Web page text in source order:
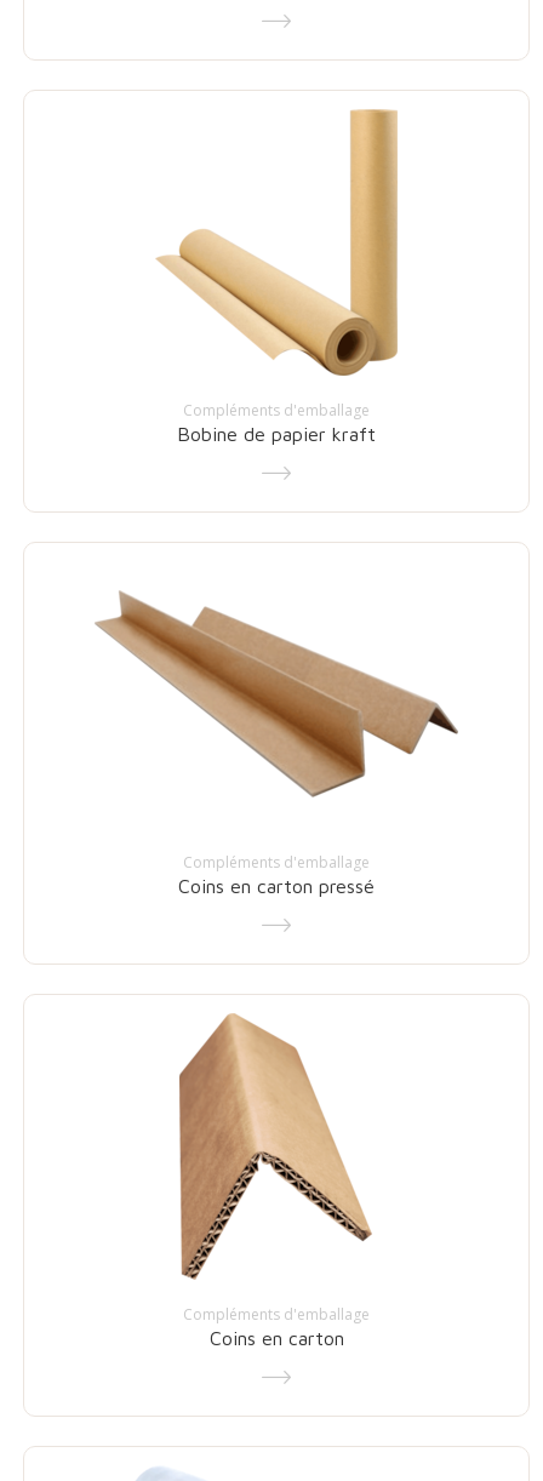
Compléments d'emballage
Bobine de papier kraft
Compléments d'emballage
Coins en carton pressé
Compléments d'emballage
Coins en carton